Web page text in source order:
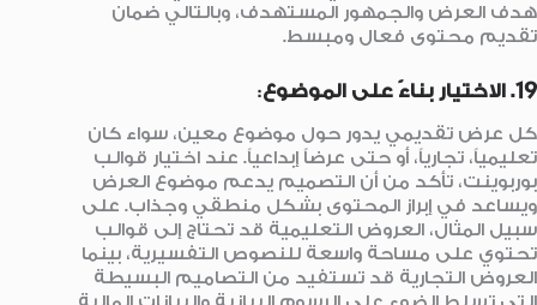
هدف العرض والجمهور المستهدف، وبالتالي ضمان
تقديم محتوى فعال ومبسط.
19. الاختيار بناءً على الموضوع :
كل عرض تقديمي يدور حول موضوع معين، سواء كان
تعليمياً، تجارياً، أو حتى عرضاً إبداعياً. عند اختيار قوالب
بوربوينت، تأكد من أن التصميم يدعم موضوع العرض
ويساعد في إبراز المحتوى بشكل منطقي وجذاب. على
سبيل المثال، العروض التعليمية قد تحتاج إلى قوالب
تحتوي على مساحة واسعة للنصوص التفسيرية، بينما
العروض التجارية قد تستفيد من التصاميم البسيطة